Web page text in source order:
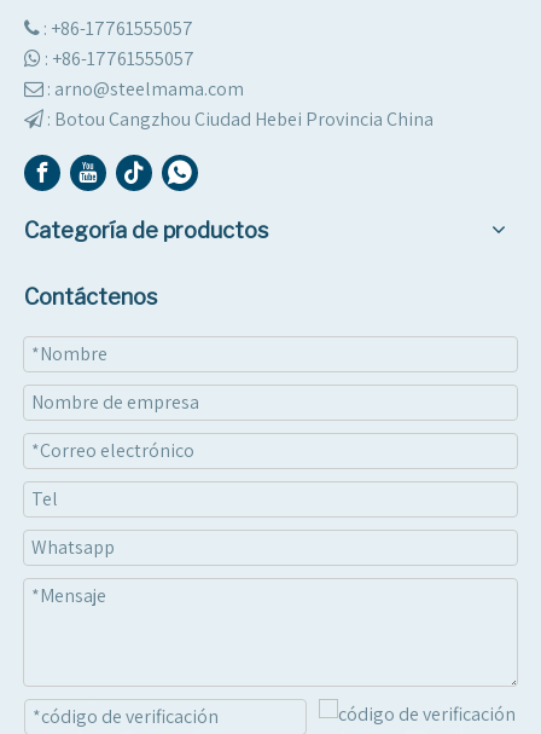
 : +86-17761555057
 : +86-17761555057
 : arno@steelmama.com
 : Botou Cangzhou Ciudad Hebei Provincia China
Categoría de productos
Contáctenos